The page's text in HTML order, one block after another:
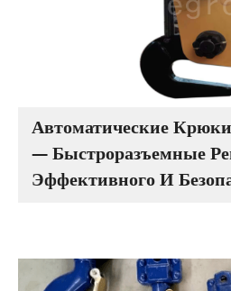
Автоматические
— Быстроразъемные
Эффективного И